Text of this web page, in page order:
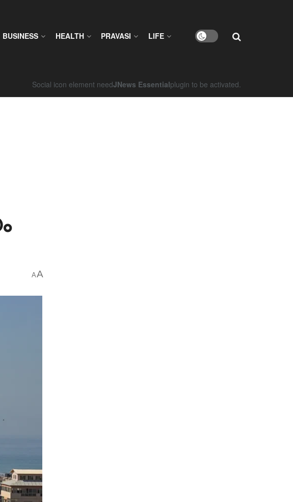
BUSINESS HEALTH PRAVASI LIFE
Social icon element needJNews Essentialplugin to be activated.
AA